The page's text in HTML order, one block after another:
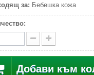
за: Бебешка кожа
Добави към